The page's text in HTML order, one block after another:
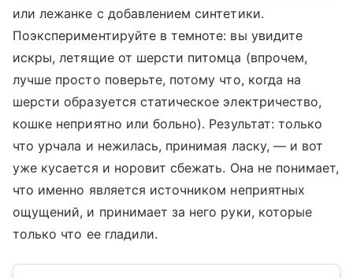
или лежанке с добавлением синтетики.
Поэкспериментируйте в темноте: вы увидите
искры, летящие от шерсти питомца (впрочем,
лучше просто поверьте, потому что, когда на
шерсти образуется статическое электричество,
кошке неприятно или больно). Результат: только
что урчала и нежилась, принимая ласку, — и вот
уже кусается и норовит сбежать. Она не понимает,
что именно является источником неприятных
ощущений, и принимает за него руки, которые
только что ее гладили.